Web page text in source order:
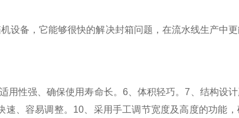
备，它能够很快的解决封箱问题，在流水线生产中更
性强、确保使用寿命长。6、体积轻巧。7、结构设计
、容易调整。10、采用手工调节宽度及高度的功能